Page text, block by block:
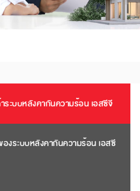
ระบบหลังคากันความร้อน เอสซีจี
งระบบหลังคากันความร้อน เอสซี